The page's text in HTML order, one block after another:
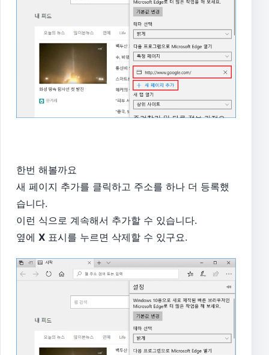
한번 해볼까요
새 페이지 추가를 클릭하고 주소를 하나 더 등록했
습니다.
이런 식으로 계속해서 추가할 수 있습니다.
옆에 X 표시를 누르면 삭제할 수 있구요.